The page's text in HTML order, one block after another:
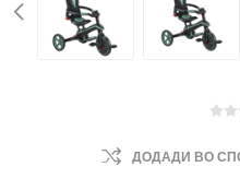
ДОДАДИ ВО